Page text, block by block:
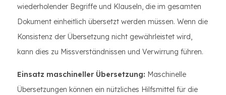
wiederholender Begriffe und Klauseln, die im gesamten
Dokument einheitlich übersetzt werden müssen. Wenn die
Konsistenz der Übersetzung nicht gewährleistet wird,
kann dies zu Missverständnissen und Verwirrung führen.
Einsatz maschineller Übersetzung: Maschinelle
Übersetzungen können ein nützliches Hilfsmittel für die